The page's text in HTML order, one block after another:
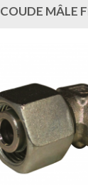
COUDE MÂLE